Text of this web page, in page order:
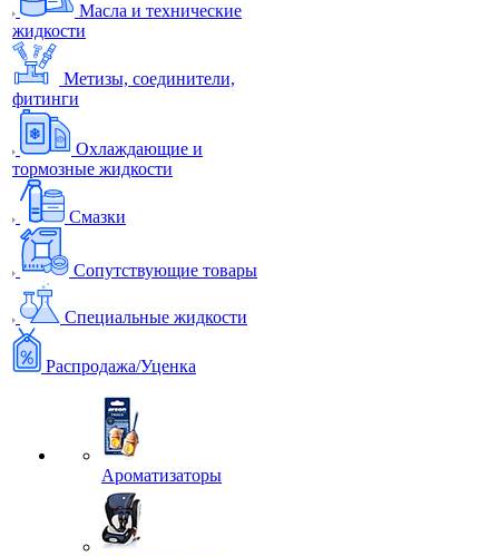
Масла и технические
жидкости
Метизы, соединители,
фитинги
Охлаждающие и
тормозные жидкости
Смазки
Сопутствующие товары
Специальные жидкости
Распродажа/Уценка
Ароматизаторы